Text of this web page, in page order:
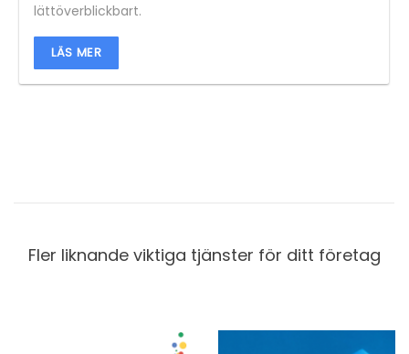
lättöverblickbart.
LÄS MER
Fler liknande viktiga tjänster för ditt företag